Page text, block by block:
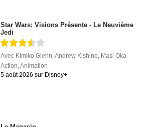
Star Wars: Visions Présente - Le Neuvième
Jedi
Avec Kimiko Glenn,Andrew Kishino, Masi Oka
Action,Animation
5 août 2026 sur Disney+